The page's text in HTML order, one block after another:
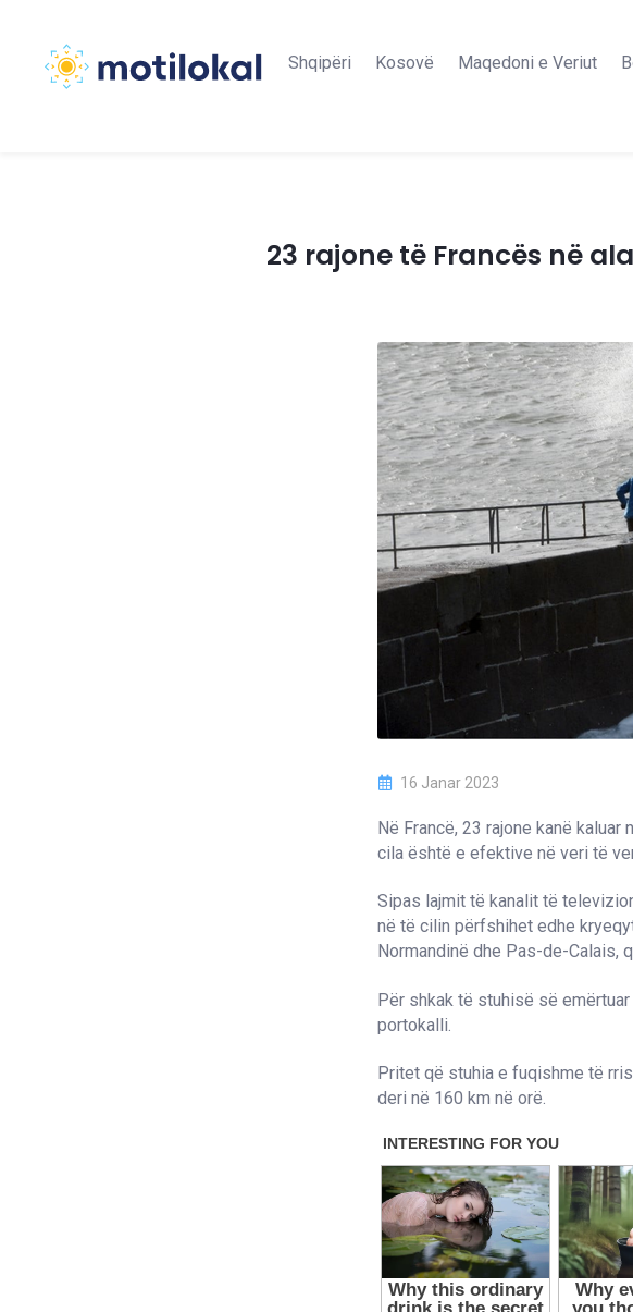
Shqipëri Kosovë Maqedoni e Veriut
23 rajone të Francës në
16 Janar 2023
Në Francë, 23 rajone kanë
cila është e efektive në veri të
Sipas lajmit të kanalit të
në të cilin përfshihet edhe
Normandinë dhe Pas-de-Calais,
Për shkak të stuhisë së
portokalli.
Pritet që stuhia e fuqishme të
deri në 160 km në orë.